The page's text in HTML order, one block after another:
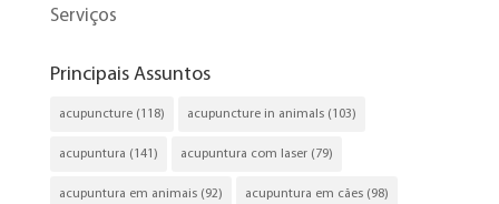
Serviços
Principais Assuntos
acupuncture(118) acupuncture in animals(103)
acupuntura (141) acupuntura com laser(79)
acupuntura em animais(92) acupuntura em cães(98)